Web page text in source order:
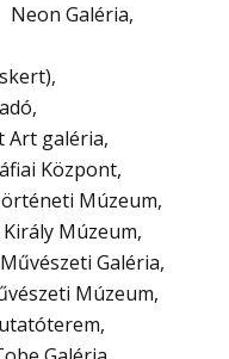
Neon Galéria
Art galéria
Központ
Múzeum
Múzeum
Galéria
Múzeum